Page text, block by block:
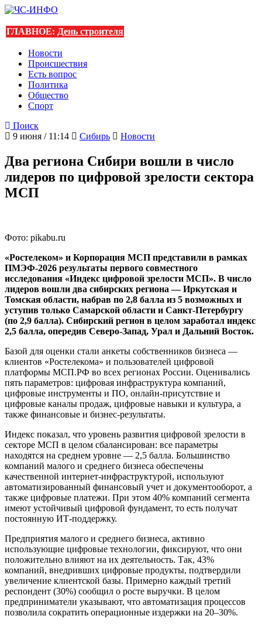
ГЛАВНОЕ: День строителя
Новости
Происшествия
Есть вопрос
Политика
Общество
Спорт
Поиск
9 июня / 11:14
Сибирь Новости
Два региона Сибири вошли в число
лидеров по цифровой зрелости сектора
МСП
Фото: pikabu.ru
«Ростелеком» и Корпорация МСП представили в рамках
ПМЭФ-2026 результаты первого совместного
исследования «Индекс цифровой зрелости МСП». В число
лидеров вошли два сибирских региона — Иркутская и
Томская области, набрав по 2,8 балла из 5 возможных и
уступив только Самарской области и Санкт-Петербургу
(по 2,9 балла). Сибирский регион в целом заработал индекс
2,5 балла, опередив Северо-Запад, Урал и Дальний Восток.
Базой для оценки стали анкеты собственников бизнеса —
клиентов «Ростелекома» и пользователей цифровой
платформы МСП.РФ во всех регионах России. Оценивались
пять параметров: цифровая инфраструктура компаний,
цифровые инструменты и ПО, онлайн-присутствие и
цифровые каналы продаж, цифровые навыки и культура, а
также финансовые и бизнес-результаты.
Индекс показал, что уровень развития цифровой зрелости в
секторе МСП в целом сбалансирован: все параметры
находятся на среднем уровне — 2,5 балла. Большинство
компаний малого и среднего бизнеса обеспечены
качественной интернет-инфраструктурой, используют
автоматизированный финансовый учет и документооборот, а
также цифровые платежи. При этом 40% компаний сегмента
имеют устойчивый цифровой фундамент, то есть получат
постоянную ИТ-поддержку.
Предприятия малого и среднего бизнеса, активно
использующие цифровые технологии, фиксируют, что они
положительно влияют на их деятельность. Так, 43%
компаний, внедривших цифровые продукты, подтвердили
увеличение клиентской базы. Примерно каждый третий
респондент (30%) сообщил о росте выручки. В целом
предприниматели указывают, что автоматизация процессов
позволила сократить операционные издержки на 20–30%.